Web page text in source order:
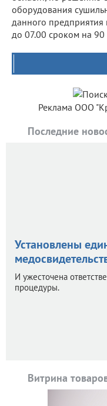
оборудования
данного
до 07.00 сроком на 90
Реклама ООО
Последние
Установлены
И ужесточена
процедуры.
Витрина